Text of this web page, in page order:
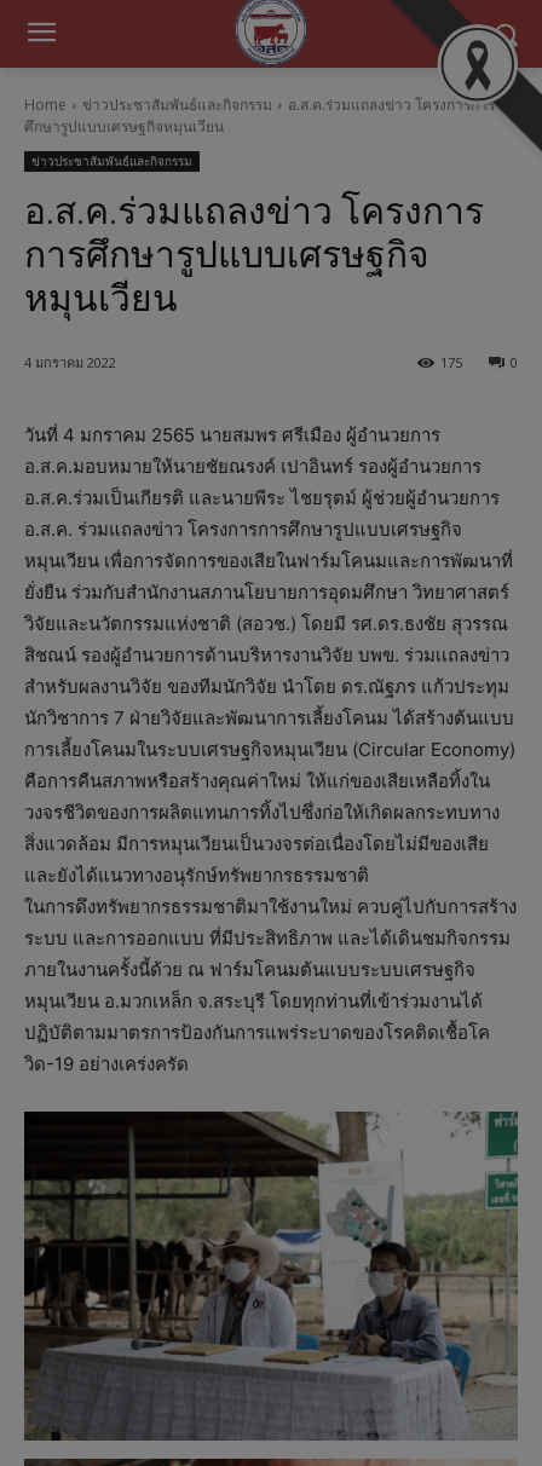
Home ข่าวประชาสัมพันธ์และกิจกรรม
อ.ส.ค.ร่วมแถลงข่าว โครงการการ
ศึกษารูปแบบเศรษฐกิจหมุนเวียน
ข่าวประชาสัมพันธ์และกิจกรรม
อ.ส.ค.ร่วมแถลงข่าว โครงการ
การศึกษารูปแบบเศรษฐกิจ
หมุนเวียน
4 มกราคม 2022 0
175
วันที่ 4 มกราคม 2565 นายสมพร ศรีเมือง ผู้อำนวยการ
อ.ส.ค.มอบหมายให้นายชัยณรงค์ เปาอินทร์ รองผู้อำนวยการ
อ.ส.ค.ร่วมเป็นเกียรติ และนายพีระ ไชยรุตม์ ผู้ช่วยผู้อำนวยการ
อ.ส.ค. ร่วมแถลงข่าว โครงการการศึกษารูปแบบเศรษฐกิจ
หมุนเวียน เพื่อการจัดการของเสียในฟาร์มโคนมและการพัฒนาที่
ยั่งยืน ร่วมกับสำนักงานสภานโยบายการอุดมศึกษา วิทยาศาสตร์
วิจัยและนวัตกรรมแห่งชาติ (สอวช.) โดยมี รศ.ดร.ธงชัย สุวรรณ
สิชณน์ รองผู้อำนวยการด้านบริหารงานวิจัย​ บพข. ร่วมเเถลงข่าว
สำหรับผลงานวิจัย ของทีมนักวิจัย​ นำโดย​ ดร.​ณัฐ​ภร​ แก้ว​ประทุ​ม​
นักวิชาการ​ 7​ ฝ่าย​วิจัย​และ​พัฒนาการ​เลี้ยง​โคนม​ ได้สร้างต้นแบบ
การเลี้ยงโคนมในระบบเศรษฐกิจหมุนเวียน (Circular Economy)
คือการคืนสภาพหรือสร้างคุณค่าใหม่ ให้แก่ของเสียเหลือทิ้งใน
วงจรชีวิตของการผลิตแทนการทิ้งไปซึ่งก่อให้เกิดผลกระทบทาง
สิ่งแวดล้อม มีการหมุนเวียนเป็นวงจรต่อเนื่องโดยไม่มีของเสีย
และยังได้แนวทางอนุรักษ์ทรัพยากรธรรมชาติ
ในการดึงทรัพยากรธรรมชาติมาใช้งานใหม่ ควบคู่ไปกับการสร้าง
ระบบ และการออกแบบ ที่มีประสิทธิภาพ และได้เดินชมกิจกรรม
ภายในงานครั้งนี้ด้วย ณ ฟาร์มโคนมต้นแบบระบบเศรษฐกิจ
หมุนเวียน อ.มวกเหล็ก จ.สระบุรี โดยทุกท่านที่เข้าร่วมงานได้
ปฏิบัติตามมาตรการป้องกันการแพร่ระบาดของโรคติดเชื้อโค
วิด-19 อย่างเคร่งครัด